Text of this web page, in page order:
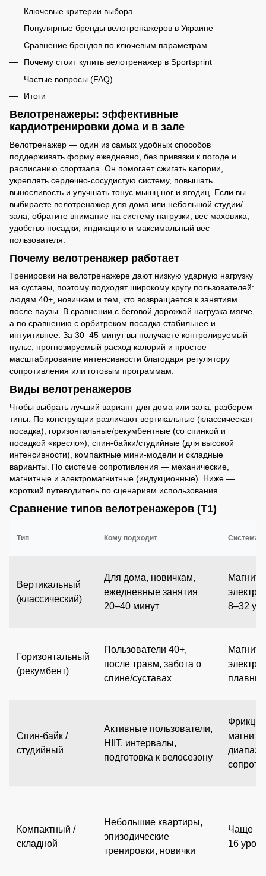
Ключевые критерии выбора
Популярные бренды велотренажеров в Украине
Сравнение брендов по ключевым параметрам
Почему стоит купить велотренажер в Sportsprint
Частые вопросы (FAQ)
Итоги
Велотренажеры: эффективные
кардиотренировки дома и в зале
Велотренажер — один из самых удобных способов
поддерживать форму ежедневно, без привязки к погоде и
расписанию спортзала. Он помогает сжигать калории,
укреплять сердечно-сосудистую систему, повышать
выносливость и улучшать тонус мышц ног и ягодиц. Если вы
выбираете велотренажер для дома или небольшой студии/
зала, обратите внимание на систему нагрузки, вес маховика,
удобство посадки, индикацию и максимальный вес
пользователя.
Почему велотренажер работает
Тренировки на велотренажере дают низкую ударную нагрузку
на суставы, поэтому подходят широкому кругу пользователей:
людям 40+, новичкам и тем, кто возвращается к занятиям
после паузы. В сравнении с беговой дорожкой нагрузка мягче,
а по сравнению с орбитреком посадка стабильнее и
интуитивнее. За 30–45 минут вы получаете контролируемый
пульс, прогнозируемый расход калорий и простое
масштабирование интенсивности благодаря регулятору
сопротивления или готовым программам.
Виды велотренажеров
Чтобы выбрать лучший вариант для дома или зала, разберём
типы. По конструкции различают вертикальные (классическая
посадка), горизонтальные/рекумбентные (со спинкой и
посадкой «кресло»), спин-байки/студийные (для высокой
интенсивности), компактные мини-модели и складные
варианты. По системе сопротивления — механические,
магнитные и электромагнитные (индукционные). Ниже —
короткий путеводитель по сценариям использования.
Сравнение типов велотренажеров (T1)
Тип Кому подходит Система
Вертикальный
(классический)
Для дома, новичкам,
ежедневные занятия
20–40 минут
8–32
Горизонтальный
(рекумбент)
Пользователи 40+,
после травм, забота о
спине/суставах
Спин-байк /
студийный
Активные пользователи,
HIIT, интервалы,
подготовка к велосезону
Компактный /
складной
Небольшие квартиры,
эпизодические
тренировки, новички
Чаще
16